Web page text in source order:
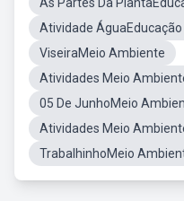
Atividade ÁguaEducação
ViseiraMeio Ambiente
Atividades Meio
05 De JunhoMeio
Atividades Meio
TrabalhinhoMeio